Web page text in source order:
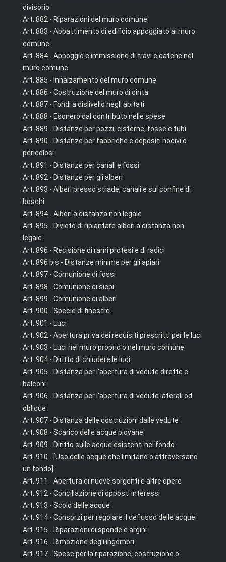
divisorio
Art. 882 - Riparazioni del muro comune
Art. 883 - Abbattimento di edificio appoggiato al muro
comune
Art. 884 - Appoggio e immissione di travi e catene nel
muro comune
Art. 885 - Innalzamento del muro comune
Art. 886 - Costruzione del muro di cinta
Art. 887 - Fondi a dislivello negli abitati
Art. 888 - Esonero dal contributo nelle spese
Art. 889 - Distanze per pozzi, cisterne, fosse e tubi
Art. 890 - Distanze per fabbriche e depositi nocivi o
pericolosi
Art. 891 - Distanze per canali e fossi
Art. 892 - Distanze per gli alberi
Art. 893 - Alberi presso strade, canali e sul confine di
boschi
Art. 894 - Alberi a distanza non legale
Art. 895 - Divieto di ripiantare alberi a distanza non
legale
Art. 896 - Recisione di rami protesi e di radici
Art. 896 bis - Distanze minime per gli apiari
Art. 897 - Comunione di fossi
Art. 898 - Comunione di siepi
Art. 899 - Comunione di alberi
Art. 900 - Specie di finestre
Art. 901 - Luci
Art. 902 - Apertura priva dei requisiti prescritti per le luci
Art. 903 - Luci nel muro proprio o nel muro comune
Art. 904 - Diritto di chiudere le luci
Art. 905 - Distanza per l'apertura di vedute dirette e
balconi
Art. 906 - Distanza per l'apertura di vedute laterali od
oblique
Art. 907 - Distanza delle costruzioni dalle vedute
Art. 908 - Scarico delle acque piovane
Art. 909 - Diritto sulle acque esistenti nel fondo
Art. 910 - [Uso delle acque che limitano o attraversano
un fondo]
Art. 911 - Apertura di nuove sorgenti e altre opere
Art. 912 - Conciliazione di opposti interessi
Art. 913 - Scolo delle acque
Art. 914 - Consorzi per regolare il deflusso delle acque
Art. 915 - Riparazioni di sponde e argini
Art. 916 - Rimozione degli ingombri
Art. 917 - Spese per la riparazione, costruzione o